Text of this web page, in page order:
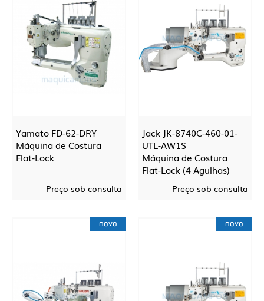
Yamato FD-62-DRY
Máquina de Costura
Flat-Lock
Preço sob consulta
Jack JK-8740C-460-01-
UTL-AW1S
Máquina de Costura
Flat-Lock (4 Agulhas)
Preço sob consulta
novo novo